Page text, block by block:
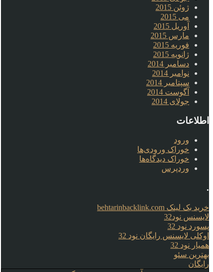
ژوئن 2015
می 2015
آوریل 2015
مارس 2015
فوریه 2015
ژانویه 2015
دسامبر 2014
نوامبر 2014
سپتامبر 2014
آگوست 2014
جولای 2014
اطلاعات
ورود
خوراک ورودی‌ها
خوراک دیدگاه‌ها
وردپرس
.
خرید بک لینک behtarinbacklink.com
لایسنس نود32
پسورد نود 32
اوکلی لایسنس رایگان نود 32
همیار نود 32
بهترین سئو
رایگان